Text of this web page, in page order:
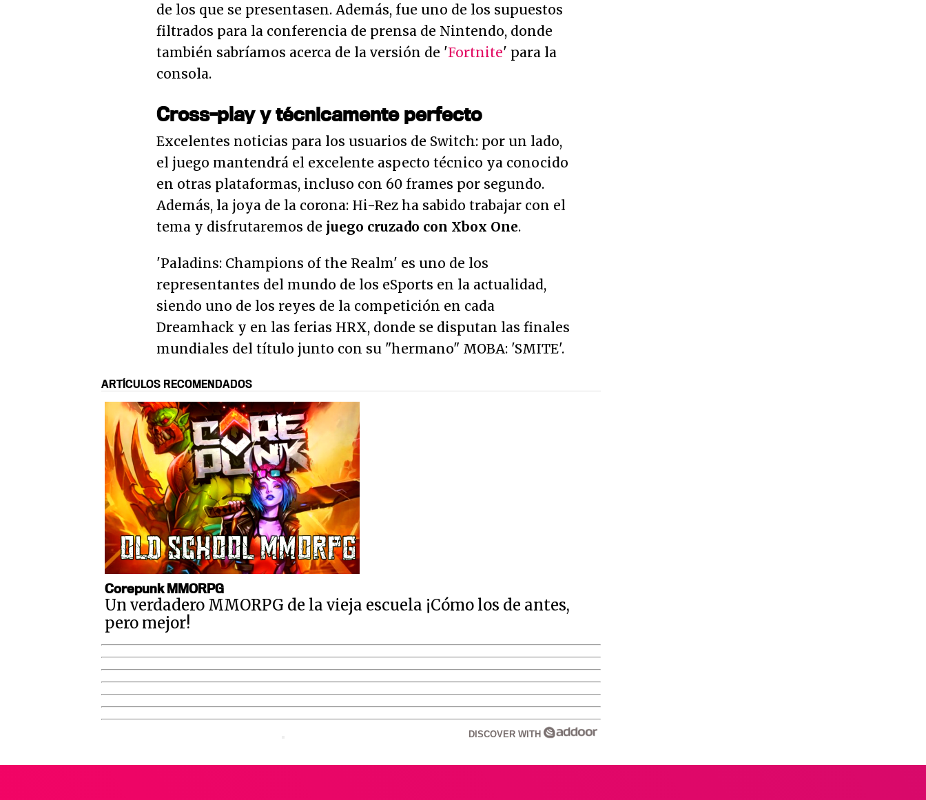
de los que se presentasen. Además, fue uno de los supuestos
filtrados para la conferencia de prensa de Nintendo, donde
también sabríamos acerca de la versión de 'Fortnite' para la
consola.
Cross-play y técnicamente perfecto
Excelentes noticias para los usuarios de Switch: por un lado,
el juego mantendrá el excelente aspecto técnico ya conocido
en otras plataformas, incluso con 60 frames por segundo.
Además, la joya de la corona: Hi-Rez ha sabido trabajar con el
tema y disfrutaremos de juego cruzado con Xbox One.
'Paladins: Champions of the Realm' es uno de los
representantes del mundo de los eSports en la actualidad,
siendo uno de los reyes de la competición en cada
Dreamhack y en las ferias HRX, donde se disputan las finales
mundiales del título junto con su "hermano" MOBA: 'SMITE'.
ARTÍCULOS RECOMENDADOS
Corepunk MMORPG
Un verdadero MMORPG de la vieja escuela ¡Cómo los de antes,
pero mejor!
DISCOVER WITH